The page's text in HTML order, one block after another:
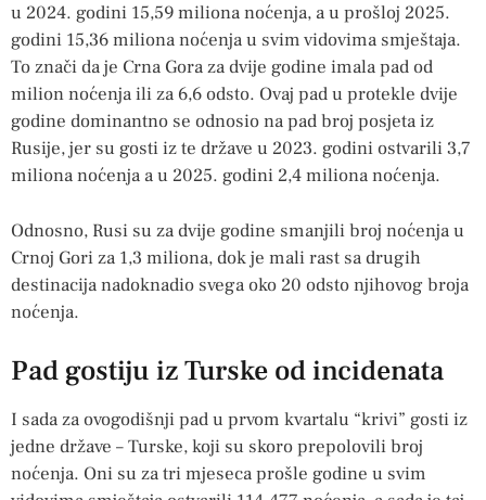
u 2024. godini 15,59 miliona noćenja, a u prošloj 2025.
godini 15,36 miliona noćenja u svim vidovima smještaja.
To znači da je Crna Gora za dvije godine imala pad od
milion noćenja ili za 6,6 odsto. Ovaj pad u protekle dvije
godine dominantno se odnosio na pad broj posjeta iz
Rusije, jer su gosti iz te države u 2023. godini ostvarili 3,7
miliona noćenja a u 2025. godini 2,4 miliona noćenja.
Odnosno, Rusi su za dvije godine smanjili broj noćenja u
Crnoj Gori za 1,3 miliona, dok je mali rast sa drugih
destinacija nadoknadio svega oko 20 odsto njihovog broja
noćenja.
Pad gostiju iz Turske od incidenata
I sada za ovogodišnji pad u prvom kvartalu “krivi” gosti iz
jedne države – Turske, koji su skoro prepolovili broj
noćenja. Oni su za tri mjeseca prošle godine u svim